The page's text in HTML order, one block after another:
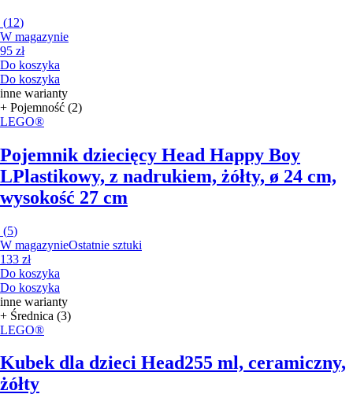
(12)
W magazynie
95 zł
Do koszyka
Do koszyka
inne warianty
+ Pojemność (2)
LEGO®
Pojemnik dziecięcy Head Happy Boy
LPlastikowy, z nadrukiem, żółty, ø 24 cm,
wysokość 27 cm
(5)
W magazynieOstatnie sztuki
133 zł
Do koszyka
Do koszyka
inne warianty
+ Średnica (3)
LEGO®
Kubek dla dzieci Head255 ml, ceramiczny,
żółty